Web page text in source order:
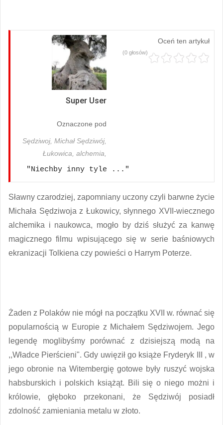
Super User
Oceń ten artykuł
(0 głosów)
Oznaczone pod
Sędziwoj, Michał Sędziwój,
Łukowica, alchemia,
"Niechby inny tyle ..."
Sławny czarodziej, zapomniany uczony czyli barwne życie
Michała Sędziwoja z Łukowicy, słynnego XVII-wiecznego
alchemika i naukowca, mogło by dziś służyć za kanwę
magicznego filmu wpisującego się w serie baśniowych
ekranizacji Tolkiena czy powieści o Harrym Poterze.
Żaden z Polaków nie mógł na początku XVII w. równać się
popularnością w Europie z Michałem Sędziwojem. Jego
legendę moglibyśmy porównać z dzisiejszą modą na
,,Władce Pierścieni". Gdy uwięził go książe Fryderyk III , w
jego obronie na Witembergię gotowe były ruszyć wojska
habsburskich i polskich książąt. Bili się o niego możni i
królowie, głęboko przekonani, że Sędziwój posiadł
zdolność zamieniania metalu w złoto.